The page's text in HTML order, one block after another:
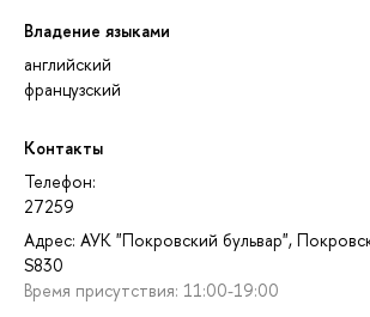
Владение языками
английский
французский
Контакты
Телефон:
27259
Адрес: АУК "Покровский бульвар",
S830
Время присутствия: 11:00-19:00